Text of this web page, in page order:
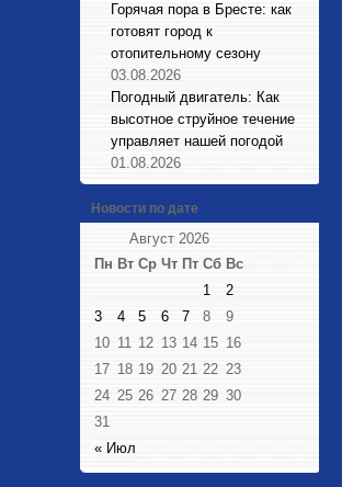
Горячая пора в Бресте: как
готовят город к
отопительному сезону
03.08.2026
Погодный двигатель: Как
высотное струйное течение
управляет нашей погодой
01.08.2026
Новости по дате
Август 2026
Пн Вт Ср Чт Пт Сб Вс
« Июл
1
2
3
4 5 6 7 8
9
10 11 12 13 14 15 16
17 18 19 20 21 22 23
24 25 26 27 28 29 30
31